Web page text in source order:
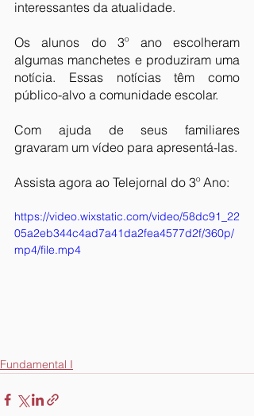
interessantes da atualidade.
Os alunos do 3º ano escolheram
algumas manchetes e produziram uma
notícia. Essas notícias têm como
público-alvo a comunidade escolar.
Com ajuda de seus familiares
gravaram um vídeo para apresentá-las.
Assista agora ao Telejornal do 3º Ano:
https://video.wixstatic.com/video/58dc91_22
05a2eb344c4ad7a41da2fea4577d2f/360p/
mp4/file.mp4
Fundamental I